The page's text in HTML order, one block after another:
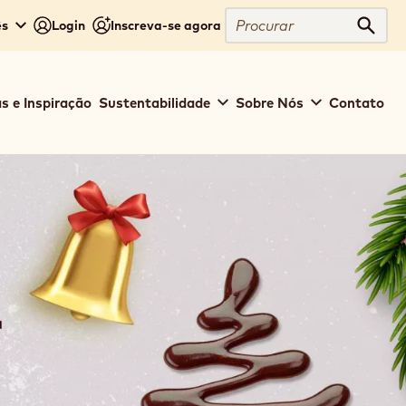
Login Inscreva-se agora
Procurar
e Inspiração Sustentabilidade Sobre Nós Contato